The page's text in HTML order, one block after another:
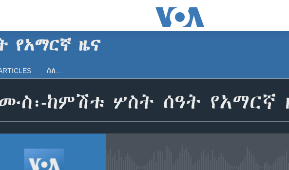
የአማርኛ ዜና
ስለ…
ከምሽቱ ሦስት ሰዓት የአማርኛ